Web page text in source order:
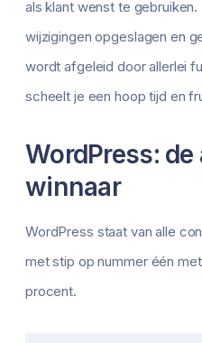
als klant wenst te
wijzigingen opgeslagen en
wordt afgeleid door allerlei
scheelt je een hoop tijd en
WordPress:
winnaar
WordPress staat van alle
met stip op nummer één
procent.